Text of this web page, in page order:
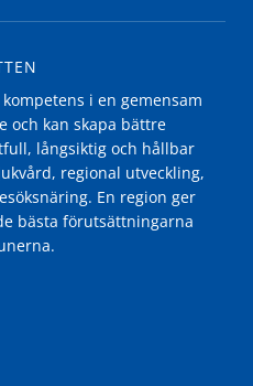
i en gemensam
och kan skapa bättre
långsiktig och hållbar
regional utveckling,
En region ger
bästa förutsättningarna